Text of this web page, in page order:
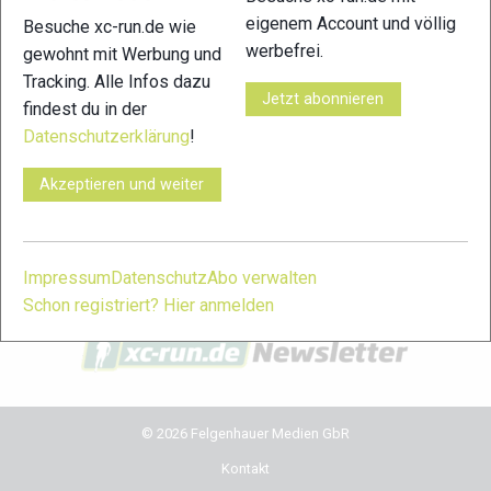
xc-run.de in den sozialen Netzwerken
facebookinstagramyoutubeuser-
circle
xc-run.de Newsletter Anmeldung
dich für unseren Newsletter an. Während der Saison erhältst
du damit regelmäßig die wichtigsten News und Themen in
dein Postfach. Einfach hier anmelden:
© 2026 Felgenhauer Medien GbR
Kontakt
Besuche xc-run.de wie
gewohnt mit Werbung und
Tracking. Alle Infos dazu
findest du in der
Datenschutzerklärung!
Akzeptieren und weiter
eigenem Account und völlig
werbefrei.
Jetzt abonnieren
ImpressumDatenschutzAbo verwalten
Schon registriert? Hier anmelden